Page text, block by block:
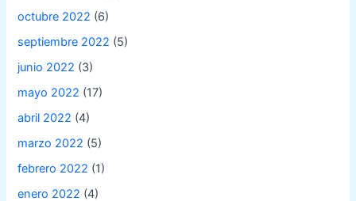
octubre 2022 (6)
septiembre 2022 (5)
junio 2022 (3)
mayo 2022 (17)
abril 2022 (4)
marzo 2022 (5)
febrero 2022 (1)
enero 2022 (4)